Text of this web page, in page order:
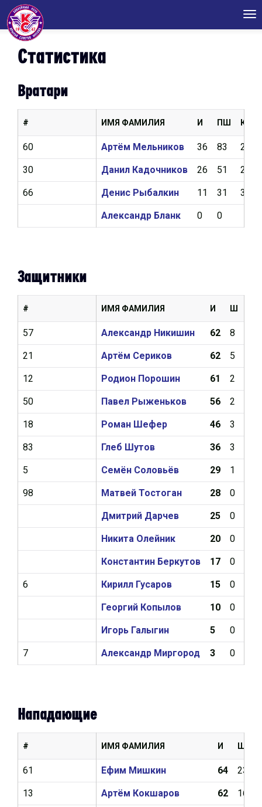
Статистика
Вратари
ИМЯ ФАМИЛИЯ И ПШ КН
Артём Мельников 36 83 2,43
Данил Кадочников 26 51 2,44
Денис Рыбалкин 11 31 3,23
Александр Бланк 0 0
#
60
30
66
Защитники
ИМЯ ФАМИЛИЯ И Ш
Александр Никишин 62 8
Артём Сериков 62 5
Родион Порошин 61 2
Павел Рыженьков 56 2
Роман Шефер 46 3
Глеб Шутов 36 3
Семён Соловьёв 29 1
Матвей Тостоган 28 0
Дмитрий Дарчев 25 0
Никита Олейник 20 0
Константин Беркутов 17 0
Кирилл Гусаров 15 0
Георгий Копылов 10 0
Игорь Галыгин 5 0
Александр Миргород 3 0
#
57
21
12
50
18
83
5
98
6
7
Нападающие
ИМЯ ФАМИЛИЯ И Ш
Ефим Мишкин 64 23
Артём Кокшаров 62 16
#
61
13